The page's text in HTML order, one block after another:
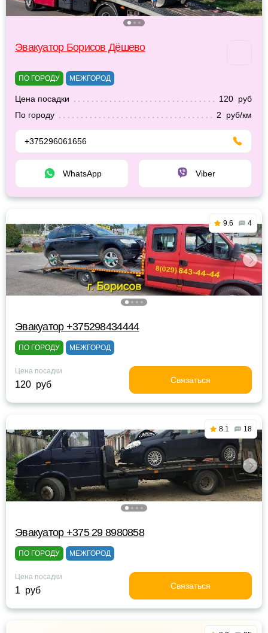
Эвакуатор Борисов Дёшево
ПО ГОРОДУ МЕЖГОРОД
Цена посадки
120 руб
По городу
2 руб/км
+375296061656
WhatsApp Viber
9.6 4
Эвакуатор +375298434444
ПО ГОРОДУ МЕЖГОРОД
Цена посадки
120 руб Связаться
8.1 18
Эвакуатор +375 29 8980858
ПО ГОРОДУ МЕЖГОРОД
Цена посадки
1 руб Связаться